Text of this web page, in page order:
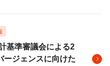
基準審議会による2
ージェンスに向けた